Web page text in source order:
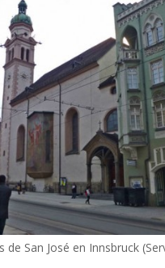
de San José en Innsbruck